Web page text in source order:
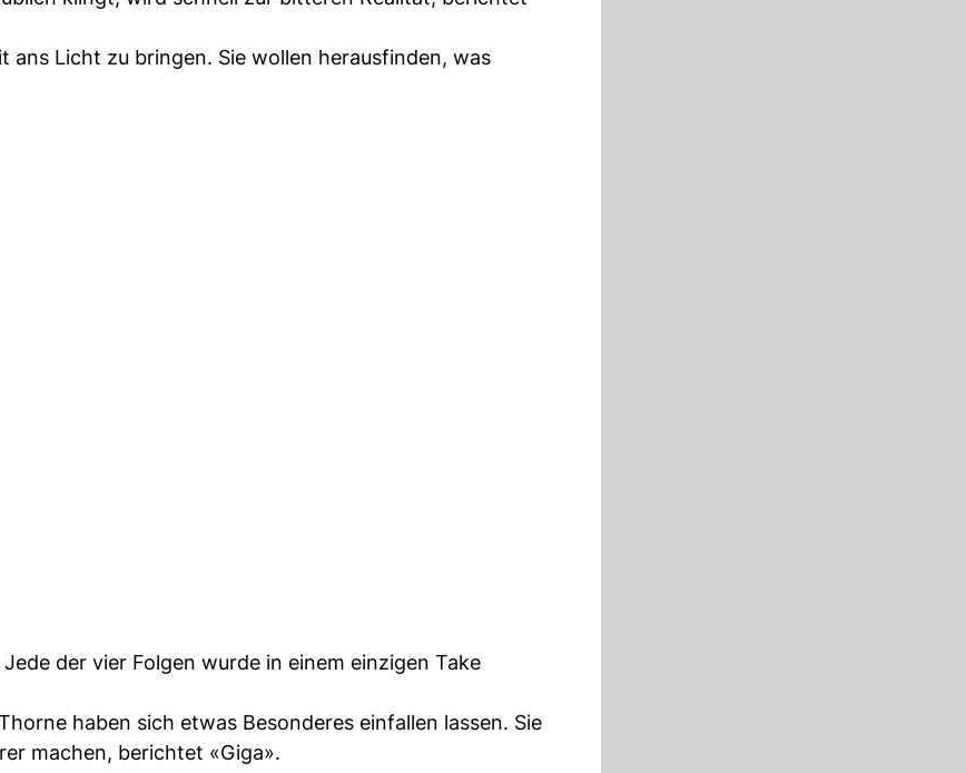
ans Licht zu bringen. Sie wollen herausfinden, was
der vier Folgen wurde in einem einzigen Take
haben sich etwas Besonderes einfallen lassen. Sie
machen, berichtet «Giga».